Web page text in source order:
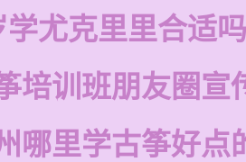
学尤克里里合适
培训班朋友圈宣
哪里学古筝好点